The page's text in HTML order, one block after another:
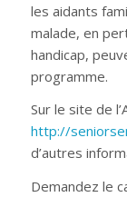
les aidants
malade, en
handicap,
programme.
Sur le site de
http://
d’autres
Demandez le